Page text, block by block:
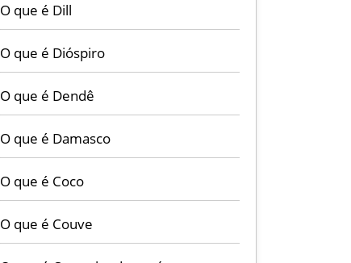
O que é Dill
O que é Dióspiro
O que é Dendê
O que é Damasco
O que é Coco
O que é Couve